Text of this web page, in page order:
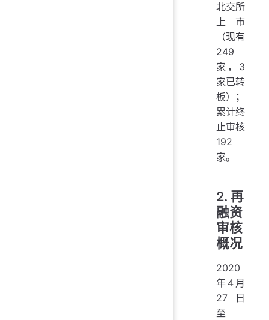
北交所
上市
（现有
249
家，3
家已转
板）；
累计终
止审核
192
家。
2. 再
融资
审核
概况
2020
年4月
27日
至